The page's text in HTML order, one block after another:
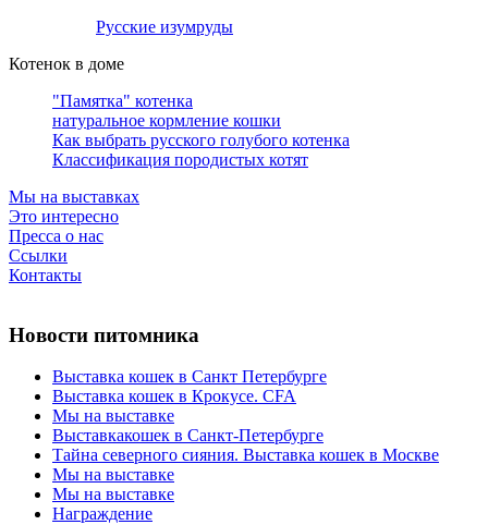
Русские изумруды
Котенок в доме
"Памятка" котенка
натуральное кормление кошки
Как выбрать русского голубого котенка
Классификация породистых котят
Мы на выставках
Это интересно
Пресса о нас
Ссылки
Контакты
Новости питомника
Выставка кошек в Санкт Петербурге
Выставка кошек в Крокусе. CFA
Мы на выставке
Выставкакошек в Санкт-Петербурге
Тайна северного сияния. Выставка кошек в Москве
Мы на выставке
Мы на выставке
Награждение